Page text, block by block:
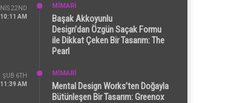
NIS 22ND
10:11 AM
MİMARİ
Başak Akkoyunlu
Design’dan Özgün Saçak Formu
ile Dikkat Çeken Bir Tasarım: The
Pearl
ŞUB 6TH
11:39 AM
MİMARİ
Mental Design Works’ten Doğayla
Bütünleşen Bir Tasarım: Greenox